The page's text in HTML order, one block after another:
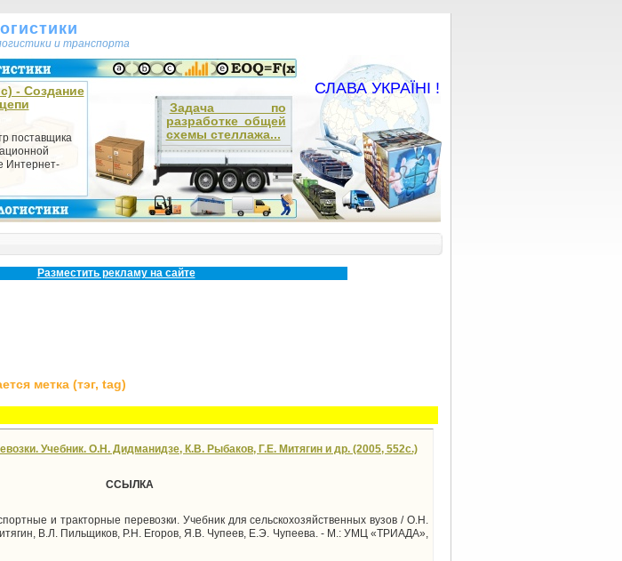
и транспорта
- Создание
поставщика
Интернет-
Задача по
разработке общей
схемы стеллажа...
СЛАВА УКРАЇНІ !
Разместить рекламу на сайте
метка (тэг, tag)
Учебник. О.Н. Дидманидзе, К.В. Рыбаков, Г.Е. Митягин и др. (2005, 552с.)
ССЫЛКА
и тракторные перевозки. Учебник для сельскохозяйственных вузов / О.Н.
В.Л. Пильщиков, Р.Н. Егоров, Я.В. Чупеев, Е.Э. Чупеева. - М.: УМЦ «ТРИАДА»,